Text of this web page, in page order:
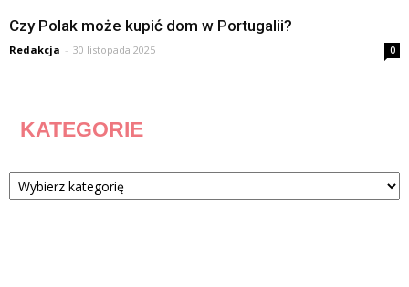
Czy Polak może kupić dom w Portugalii?
Redakcja - 30 listopada 2025 0
KATEGORIE
Kategorie